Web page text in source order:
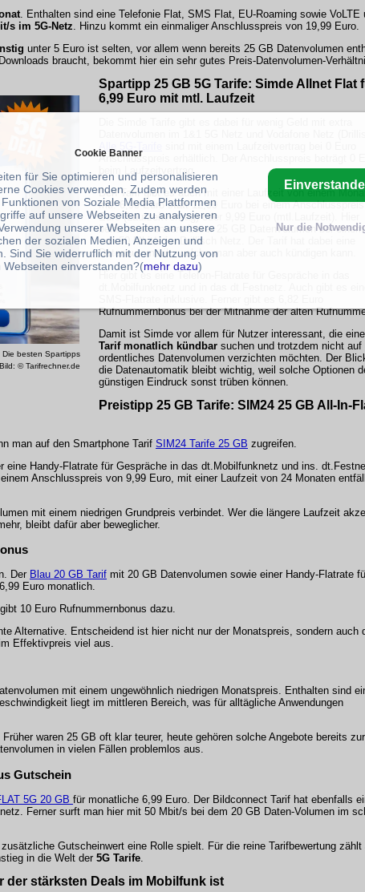
. Enthalten sind eine Telefonie Flat, SMS Flat, EU-Roaming sowie VoLTE
s im 5G-Netz. Hinzu kommt ein einmaliger Anschlusspreis von 19,99 Euro.
unter 5 Euro ist selten, vor allem wenn bereits 25 GB Datenvolumen
braucht, bekommt hier ein sehr gutes Preis-Datenvolumen-
besten Spartipps
© Tarifrechner.de
Spartipp 25 GB 5G Tarife: Simde Allnet Flat
6,99 Euro mit mtl. Laufzeit
Alle 5G-Tarife
Anschlusspreis erhältlich. Der Anschlusspreis beträgt 0
beim Laufzeitvertrag.
Den Tarif gibt es auch mit einer Laufzeit von einem Monat
mtl. 6,99 Euro statt 12,99 Euro bei einem Anschlusspreis
Euro (Laufzeitvertrag) oder 9,99 Euro (mtl.Laufzeit). Hier
bekommen unsere Leser 25 GB Datenvolumen bei einem
von 50 Mbit/s im Drillisch Netz. Der Tarif hat dabei eine
Datenautomatik, welche man aber auch kündigen kann.
Hier gibt es eine Telefon-Flatrate für Gespräche in das
Rufnummernbonus bei der Mitnahme der alten
Damit ist Simde vor allem für Nutzer interessant, die
Tarif monatlich kündbar suchen und trotzdem nicht auf
ordentliches Datenvolumen verzichten möchten. Der
die Datenautomatik bleibt wichtig, weil solche Optionen
günstigen Eindruck sonst trüben können.
Preistipp 25 GB Tarife: SIM24 25 GB All-In-
man auf den Smartphone Tarif SIM24 Tarife 25 GB zugreifen.
Handy-Flatrate für Gespräche in das dt.Mobilfunknetz und ins.
Anschlusspreis von 9,99 Euro, mit einer Laufzeit von 24 Monaten
mit einem niedrigen Grundpreis verbindet. Wer die längere Laufzeit
bleibt dafür aber beweglicher.
Der Blau 20 GB Tarif mit 20 GB Datenvolumen sowie einer Handy-Flatrate
Euro monatlich.
10 Euro Rufnummernbonus dazu.
Alternative. Entscheidend ist hier nicht nur der Monatspreis, sondern auch
Effektivpreis viel aus.
mit einem ungewöhnlich niedrigen Monatspreis. Enthalten sind
liegt im mittleren Bereich, was für alltägliche Anwendungen
waren 25 GB oft klar teurer, heute gehören solche Angebote bereits zur
in vielen Fällen problemlos aus.
Gutschein
5G 20 GB für monatliche 6,99 Euro. Der Bildconnect Tarif hat ebenfalls
Ferner surft man hier mit 50 Mbit/s bei dem 20 GB Daten-Volumen im
Gutscheinwert eine Rolle spielt. Für die reine Tarifbewertung zählt
in die Welt der 5G Tarife
der stärksten Deals im Mobilfunk ist
Cookie Banner
für Sie optimieren und personalisieren
Cookies verwenden. Zudem werden
von Soziale Media Plattformen
auf unsere Webseiten zu analysieren
unserer Webseiten an unsere
der sozialen Medien, Anzeigen und
Sind Sie widerruflich mit der Nutzung von
einverstanden?(mehr dazu)
Nur die